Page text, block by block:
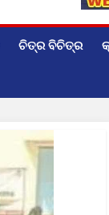
ଚିତ୍ର ବିଚିତ୍ର